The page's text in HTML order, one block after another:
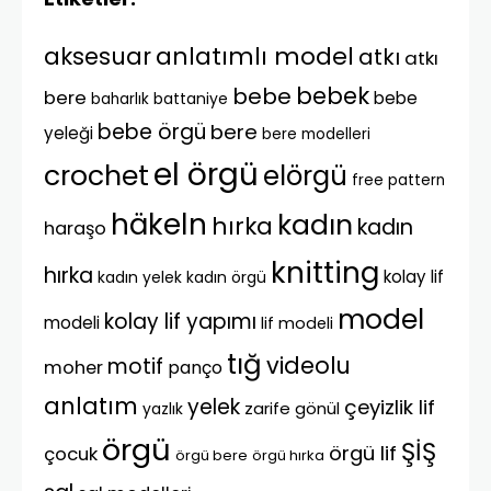
aksesuaranlatımlı model atkı atkı
bere baharlık battaniye bebe bebekbebe
yeleği bebe örgü bere bere modelleri
crochetel örgü elörgü free pattern
haraşo häkeln hırka kadın kadın
hırka kadın yelek kadın örgü knitting kolay lif
modeli kolay lif yapımı lif modeli model
moher motif panço tığ videolu
anlatım yazlık yelek zarife gönül çeyizlik lif
çocuk örgü örgü bere örgü hırka örgü lif ŞİŞ